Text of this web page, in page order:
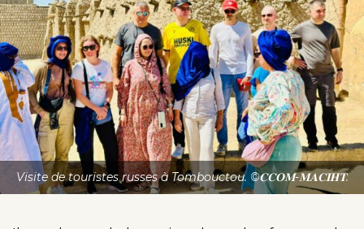
Visite de touristes russes à Tombouctou. ©𝐂𝐂𝐎𝐌-𝐌𝐀𝐂𝐈𝐇𝐓.